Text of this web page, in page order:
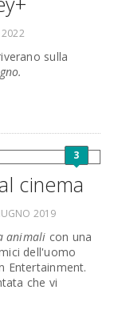
2022
sulla
3
cinema
2019
animali con una
dell'uomo
Entertainment.
che vi